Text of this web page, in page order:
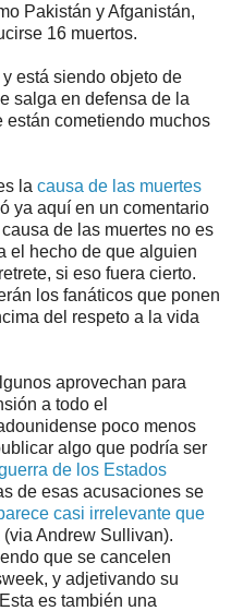
Pakistán y Afganistán,
16 muertos.
y está siendo objeto de
salga en defensa de la
están cometiendo muchos
la causa de las muertes
ya aquí en un comentario
causa de las muertes no es
el hecho de que alguien
si eso fuera cierto.
los fanáticos que ponen
del respeto a la vida
aprovechan para
a todo el
poco menos
algo que podría ser
de los Estados
de esas acusaciones se
casi irrelevante que
(via Andrew Sullivan).
que se cancelen
y adjetivando su
es también una